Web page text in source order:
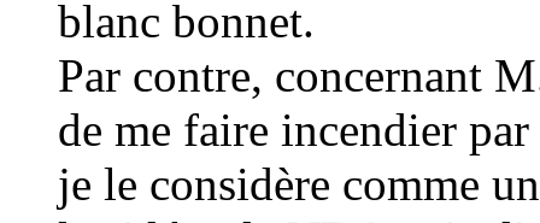
blanc bonnet.
Par contre, concernant
de me faire incendier
je le considère comme